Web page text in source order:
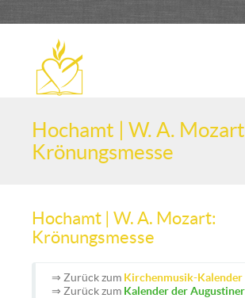
Hochamt | W. A.
Krönungsmesse
Hochamt | W. A. Mozart:
Krönungsmesse
⇒ Zurück zum Kirchenmusik-Kalender
⇒ Zurück zum Kalender der